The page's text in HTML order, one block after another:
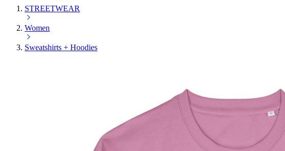
STREETWEAR
Women
Sweatshirts + Hoodies